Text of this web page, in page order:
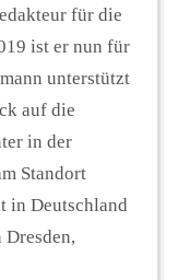
für die
ist er nun für
unterstützt
auf die
in der
Standort
in Deutschland